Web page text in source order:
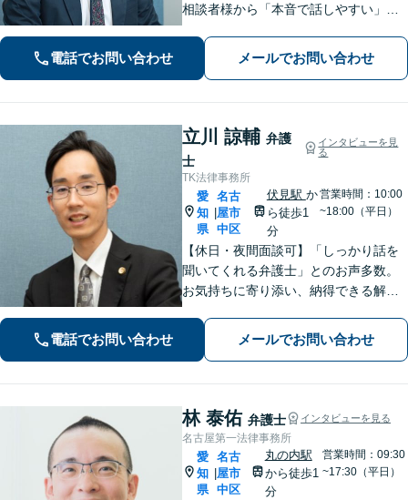
相談者様から「本音で話しやすい」と
婚や借金、刑事事件など幅広い問題に
寄り添い、専門家としての確かな視点
電話でお問い合わせ メールでお問い合わせ
立川 諒輔 弁護
士
インタビューを見
る
TK法律事務所
愛
知
県
名古
屋市
中区
伏見駅 か
ら徒歩1
分
営業時間：10:00
~18:00（平日）
【休日・夜間面談可】「しっかり話を
聞いてくれる弁護士」とのお声多数。
お気持ちに寄り添い、納得できる解決
理・企業法務など幅広く対応】複数弁
護士で協議しながら進める体制で、安
電話でお問い合わせ メールでお問い合わせ
林 泰佑 弁護士 インタビューを見る
名古屋第一法律事務所
愛
知
県
名古
屋市
中区
丸の内駅
から徒歩1
分
営業時間：09:30
~17:30（平日）